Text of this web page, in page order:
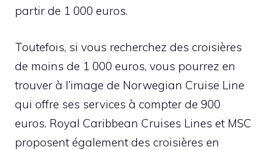
partir de 1 000 euros.
Toutefois, si vous recherchez des croisières
de moins de 1 000 euros, vous pourrez en
trouver à l’image de Norwegian Cruise Line
qui offre ses services à compter de 900
euros. Royal Caribbean Cruises Lines et MSC
proposent également des croisières en